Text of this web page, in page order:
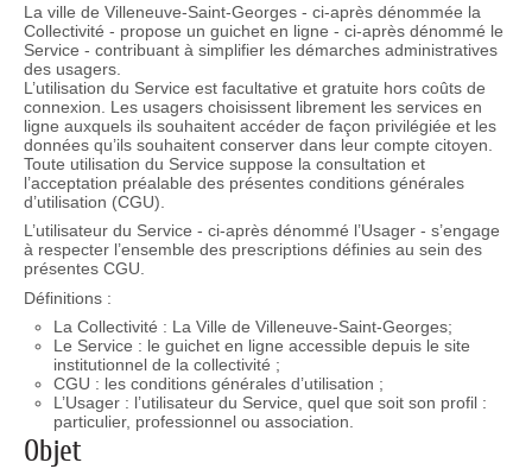
La ville de Villeneuve-Saint-Georges - ci-après dénommée la
Collectivité - propose un guichet en ligne - ci-après dénommé le
Service - contribuant à simplifier les démarches administratives
des usagers.
L’utilisation du Service est facultative et gratuite hors coûts de
connexion. Les usagers choisissent librement les services en
ligne auxquels ils souhaitent accéder de façon privilégiée et les
données qu’ils souhaitent conserver dans leur compte citoyen.
Toute utilisation du Service suppose la consultation et
l’acceptation préalable des présentes conditions générales
d’utilisation (CGU).
L’utilisateur du Service - ci-après dénommé l’Usager - s’engage
à respecter l’ensemble des prescriptions définies au sein des
présentes CGU.
Définitions :
La Collectivité : La Ville de Villeneuve-Saint-Georges;
Le Service : le guichet en ligne accessible depuis le site
institutionnel de la collectivité ;
CGU : les conditions générales d’utilisation ;
L’Usager : l’utilisateur du Service, quel que soit son profil :
particulier, professionnel ou association.
Objet